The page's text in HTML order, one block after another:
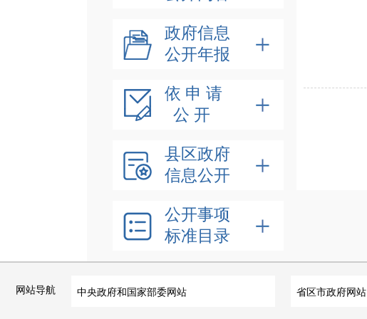
政府信息
公开年报
依 申 请
公 开
县区政府
信息公开
公开事项
标准目录
网站导航 中央政府和国家部委网站 省区市政府网站